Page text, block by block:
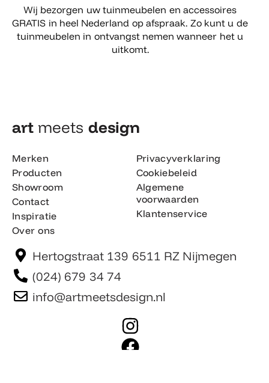
Wij bezorgen uw tuinmeubelen en accessoires
GRATIS in heel Nederland op afspraak. Zo kunt u de
tuinmeubelen in ontvangst nemen wanneer het u
uitkomt.
art meets design​
Merken
Producten
Showroom
Contact
Inspiratie
Over ons
Privacyverklaring
Cookiebeleid
Algemene
voorwaarden
Klantenservice
Hertogstraat 139 6511 RZ Nijmegen
(024) 679 34 74
info@artmeetsdesign.nl
I
n
F